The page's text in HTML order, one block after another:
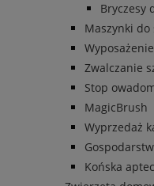
Bryczesy
Maszynki do
Zwalczanie
Stop
MagicBrush
Wyprzedaż
Końska